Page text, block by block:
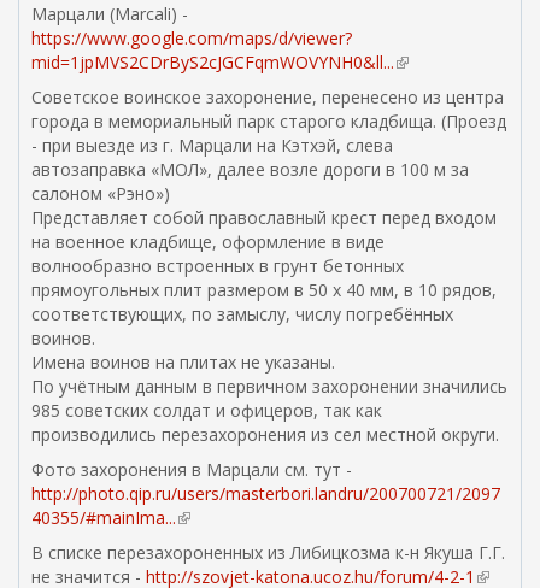
е
ш
н
я
я
с
ы
л
к
а
)
Марцали (Marcali) -
https://www.google.com/maps/d/viewer?
mid=1jpMVS2CDrByS2cJGCFqmWOVYNH0&ll...(
н
е
ш
я
с
ы
л
)
Советское воинское захоронение, перенесено из центра
города в мемориальный парк старого кладбища. (Проезд
- при выезде из г. Марцали на Кэтхэй, слева
автозаправка «МОЛ», далее возле дороги в 100 м за
салоном «Рэно»)
Представляет собой православный крест перед входом
на военное кладбище, оформление в виде
волнообразно встроенных в грунт бетонных
прямоугольных плит размером в 50 х 40 мм, в 10 рядов,
соответствующих, по замыслу, числу погребённых
воинов.
Имена воинов на плитах не указаны.
По учётным данным в первичном захоронении значились
985 советских солдат и офицеров, так как
производились перезахоронения из сел местной округи.
Фото захоронения в Марцали см. тут -
http://photo.qip.ru/users/masterbori.landru/200700721/2097
40355/#mainIma...(
н
В списке перезахороненных из Либицкозма к-н Якуша Г.Г.
не значится - http://szovjet-katona.ucoz.hu/forum/4-2-1 (